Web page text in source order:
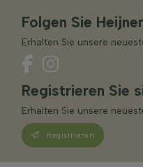
Folgen Sie
Erhalten Sie unsere
Registrieren Sie
Erhalten Sie unsere
Registrieren